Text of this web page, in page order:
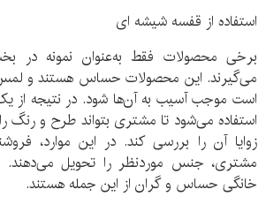
استفاده از قفسه شیشه ای
برخی محصولات فقط به‌عنوان نمونه در
می‌گیرند. این محصولات حساس هستند و
است موجب آسیب به آن‌ها شود. در نتیجه از
استفاده می‌شود تا مشتری بتواند طرح و رنگ
زوایا آن را بررسی کند. در این موارد،
مشتری، جنس موردنظر را تحویل می‌دهند.
خانگی حساس و گران از این جمله هستند.